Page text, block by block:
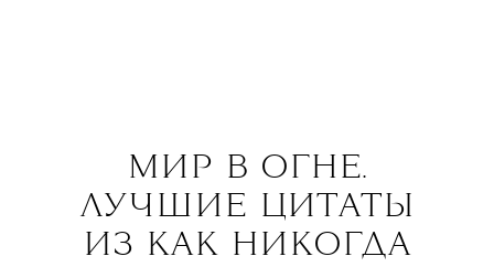
МИР В ОГНЕ.
ЛУЧШИЕ ЦИТАТЫ
ИЗ КАК НИКОГДА